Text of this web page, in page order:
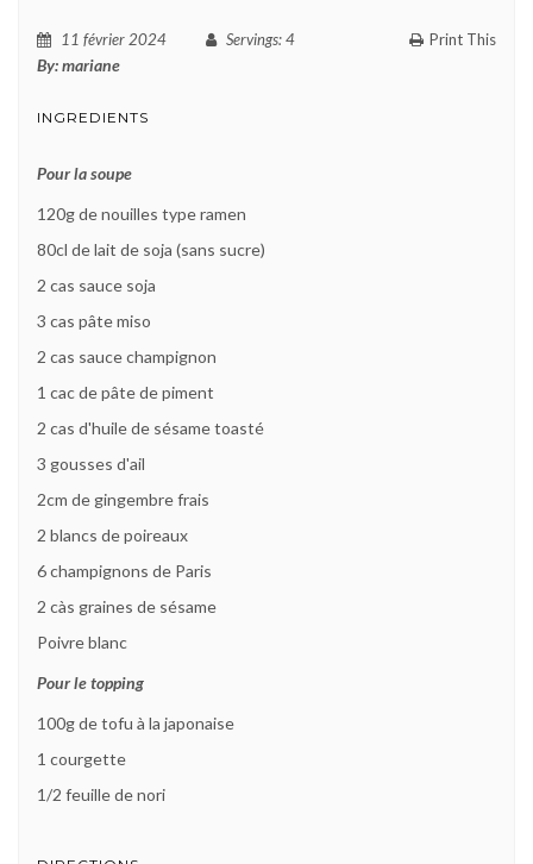
11 février 2024 Servings: 4 Print This
By:mariane
INGREDIENTS
Pour la soupe
120g de nouilles type ramen
80cl de lait de soja (sans sucre)
2 cas sauce soja
3 cas pâte miso
2 cas sauce champignon
1 cac de pâte de piment
2 cas d'huile de sésame toasté
3 gousses d'ail
2cm de gingembre frais
2 blancs de poireaux
6 champignons de Paris
2 càs graines de sésame
Poivre blanc
Pour le topping
100g de tofu à la japonaise
1 courgette
1/2 feuille de nori